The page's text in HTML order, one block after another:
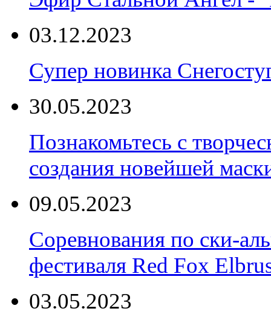
03.12.2023
Супер новинка
30.05.2023
Познакомьтесь с
создания новейшей
09.05.2023
Соревнования по ски-
фестиваля Red Fox
03.05.2023